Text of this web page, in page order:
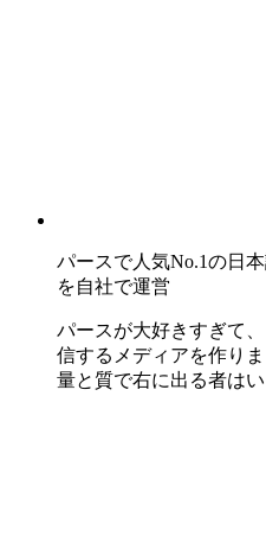
パースで人気No.1の日
を自社で運営
パースが大好きすぎて
信するメディアを作り
量と質で右に出る者はい